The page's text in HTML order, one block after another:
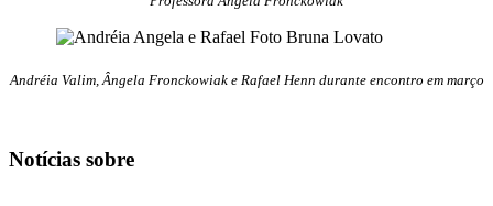
Andréia Valim, Ângela Fronckowiak e Rafael Henn durante encontro em março
Notícias sobre